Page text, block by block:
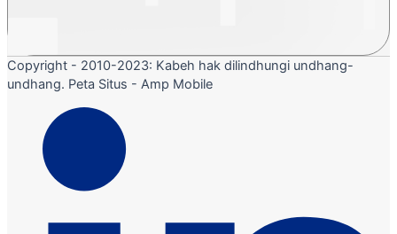
Copyright - 2010-2023: Kabeh hak dilindhungi undhang-
undhang. Peta Situs - Amp Mobile